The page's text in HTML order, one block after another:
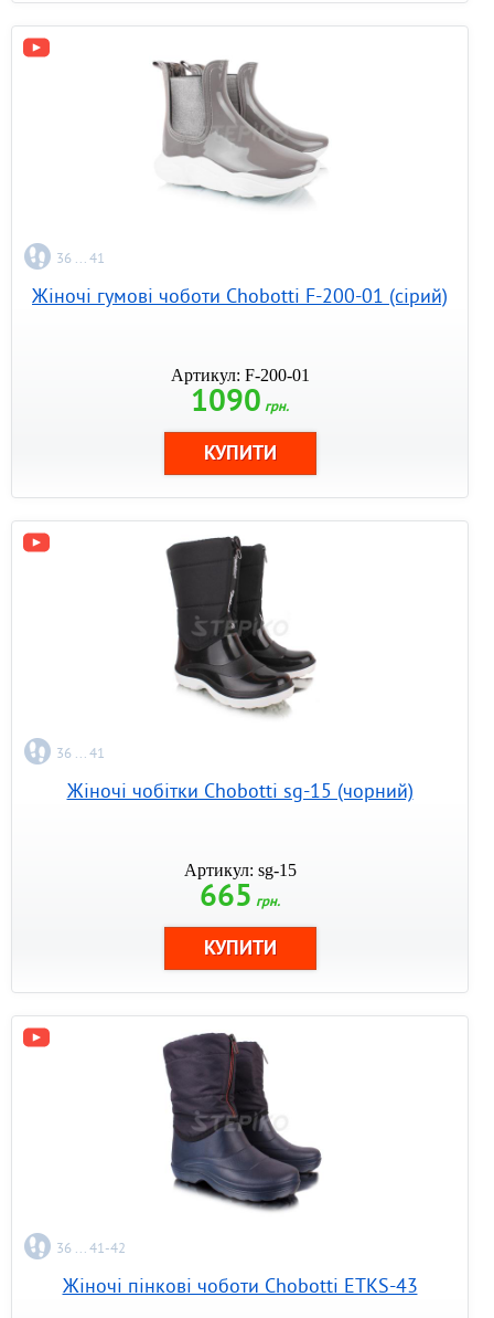
36 ... 41
Жіночі гумові чоботи Chobotti F-200-01 (сірий)
Артикул: F-200-01
1090 грн.
36 ... 41
Жіночі чобітки Chobotti sg-15 (чорний)
Артикул: sg-15
665 грн.
36 ... 41-42
Жіночі пінкові чоботи Chobotti ETKS-43